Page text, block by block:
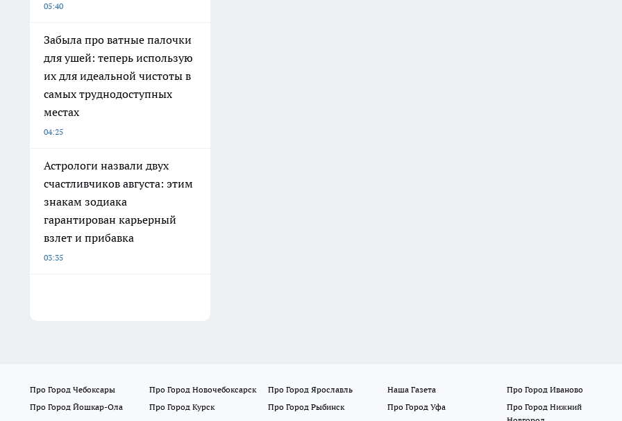
05:40
Забыла про ватные палочки
для ушей: теперь использую
их для идеальной чистоты в
самых труднодоступных
местах
04:25
Астрологи назвали двух
счастливчиков августа: этим
знакам зодиака
гарантирован карьерный
взлет и прибавка
03:35
Про Город Чебоксары Про Город Новочебоксарск Про Город Ярославль Наша Газета
Про Город Иваново
Про Город Йошкар-Ола
Про Город Курск Про Город Рыбинск Про Город Уфа
Про Город Нижний